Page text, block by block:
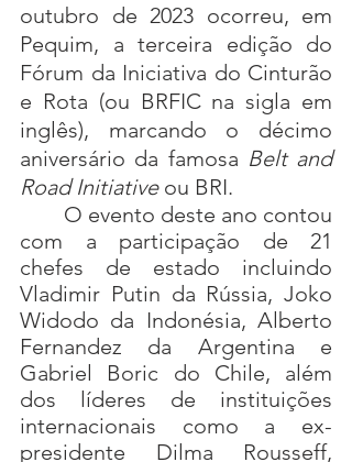
outubro de 2023 ocorreu, em
Pequim, a terceira edição do
Fórum da Iniciativa do Cinturão
e Rota (ou BRFIC na sigla em
inglês), marcando o décimo
aniversário da famosa Belt and
Road Initiative ou BRI.
com a participação de 21
chefes de estado incluindo
Vladimir Putin da Rússia, Joko
Widodo da Indonésia, Alberto
Fernandez da Argentina e
Gabriel Boric do Chile, além
dos líderes de instituições
internacionais como a ex-
presidente Dilma Rousseff,